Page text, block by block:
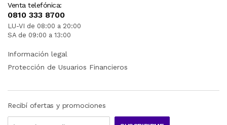
Venta telefónica:
0810 333 8700
LU-VI de 08:00 a 20:00
SA de 09:00 a 13:00
Información legal
Protección de Usuarios Financieros
Recibí ofertas y promociones